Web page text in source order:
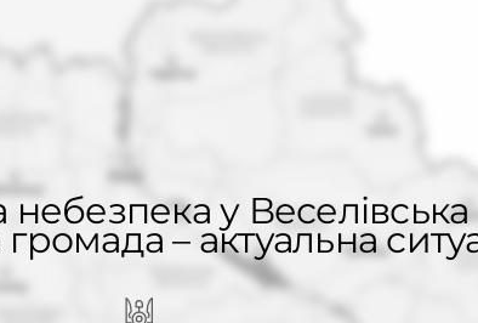
небезпека у Веселівська
– актуальна